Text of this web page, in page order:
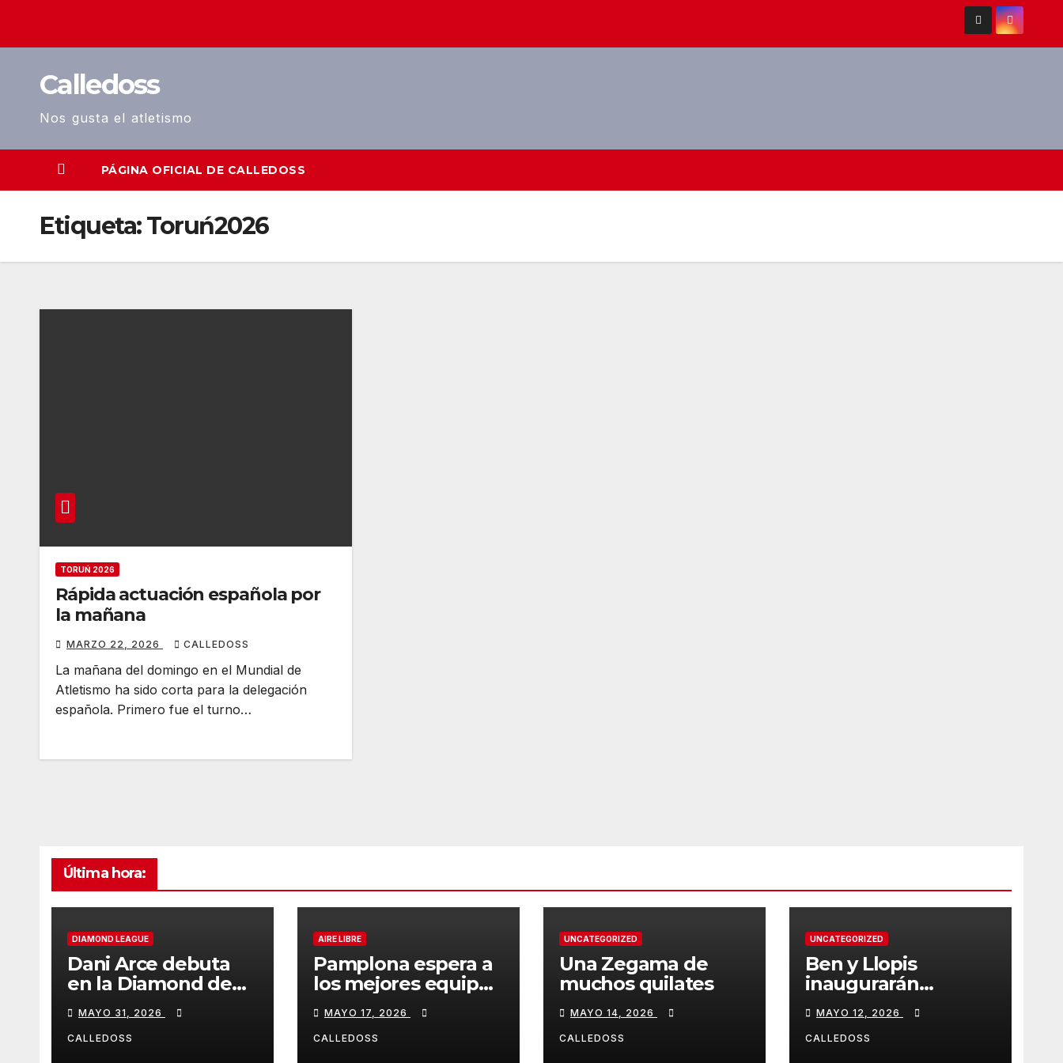
Calledoss
Nos gusta el atletismo
PÁGINA OFICIAL DE CALLEDOSS
Etiqueta:Toruń2026
TORUŃ 2026
Rápida actuación española por
la mañana
MARZO 22, 2026 CALLEDOSS
La mañana del domingo en el Mundial de
Atletismo ha sido corta para la delegación
española. Primero fue el turno…
Última hora:
DIAMOND LEAGUE
Dani Arce debuta
en la Diamond de
Rabat
MAYO 31, 2026
CALLEDOSS
AIRE LIBRE
Pamplona espera a
los mejores equipos
de la Liga Joma e
Iberdrola
MAYO 17, 2026
CALLEDOSS
UNCATEGORIZED
Una Zegama de
muchos quilates
MAYO 14, 2026
CALLEDOSS
UNCATEGORIZED
Ben y Llopis
inaugurarán
temporada de
Diamond
MAYO 12, 2026
CALLEDOSS